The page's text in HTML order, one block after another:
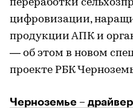
переработки
цифровизации,
продукции АПК и
— об этом в новом
проекте РБК
Черноземье –